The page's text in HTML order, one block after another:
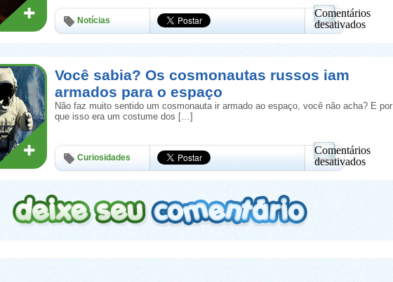
e
tem
autorização
Notícias
Comentários
desativados
em
meteorito?
Explosão
foi
da
Russia
Você sabia? Os cosmonautas russos iam
armados para o espaço
Não faz muito sentido um cosmonauta ir armado ao espaço, você não acha? E por
que isso era um costume dos […]
Curiosidades
Comentários
desativados
em